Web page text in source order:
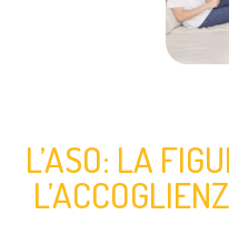
L’ASO: LA